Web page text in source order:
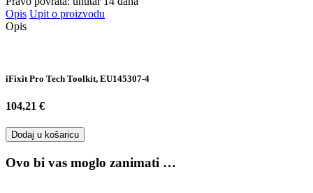
Opis Upit o proizvodu
Opis
iFixit Pro Tech Toolkit, EU145307-4
104,21 €
Dodaj u košaricu
Ovo bi vas moglo zanimati …